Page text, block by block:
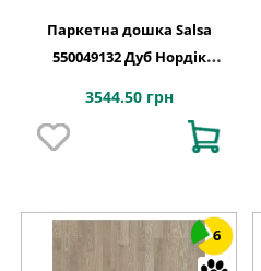
Паркетна дошка Salsa
550049132 Дуб Нордік
3544.50 грн
6